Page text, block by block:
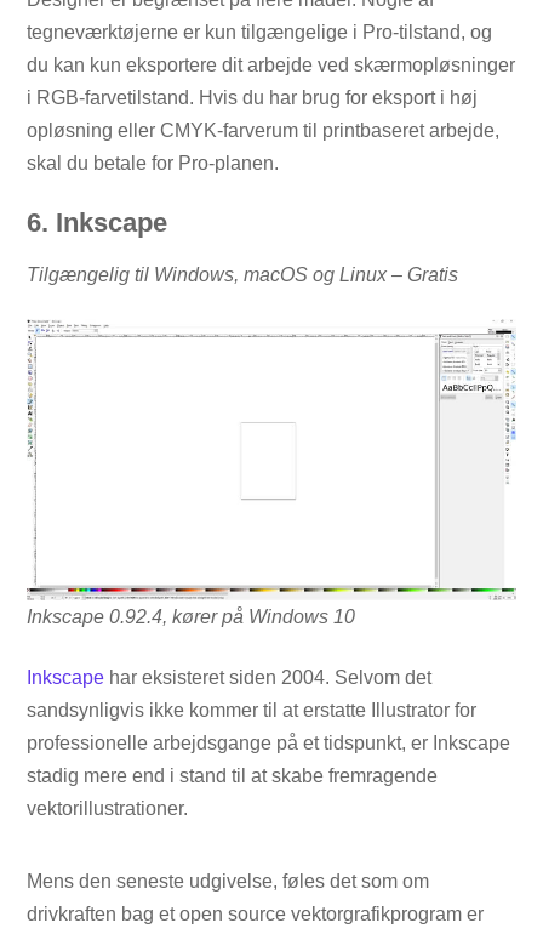
tegneværktøjerne er kun tilgængelige i Pro-tilstand, og
du kan kun eksportere dit arbejde ved skærmopløsninger
i RGB-farvetilstand. Hvis du har brug for eksport i høj
opløsning eller CMYK-farverum til printbaseret arbejde,
skal du betale for Pro-planen.
6. Inkscape
Tilgængelig til Windows, macOS og Linux – Gratis
Inkscape 0.92.4, kører på Windows 10
Inkscape har eksisteret siden 2004. Selvom det
sandsynligvis ikke kommer til at erstatte Illustrator for
professionelle arbejdsgange på et tidspunkt, er Inkscape
stadig mere end i stand til at skabe fremragende
vektorillustrationer.
Mens den seneste udgivelse, føles det som om
drivkraften bag et open source vektorgrafikprogram er